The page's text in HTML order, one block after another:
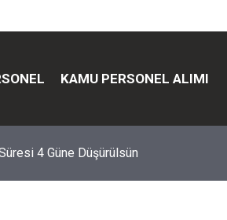
KAMU PERSONEL ALIMI
4 Güne Düşürülsün